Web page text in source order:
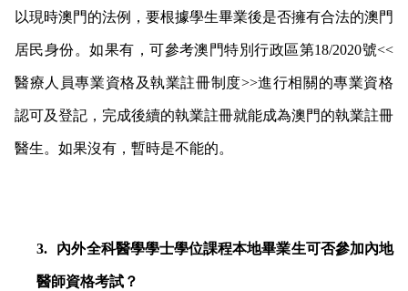
以現時澳門的法例，要根據學生畢業後是否擁有合法的澳門
居民身份。如果有，可參考澳門特別行政區第18/2020號<<
醫療人員專業資格及執業註冊制度>>進行相關的專業資格
認可及登記，完成後續的執業註冊就能成為澳門的執業註冊
醫生。如果沒有，暫時是不能的。
3. 內外全科醫學學士學位課程本地畢業生可否參加內地
醫師資格考試？